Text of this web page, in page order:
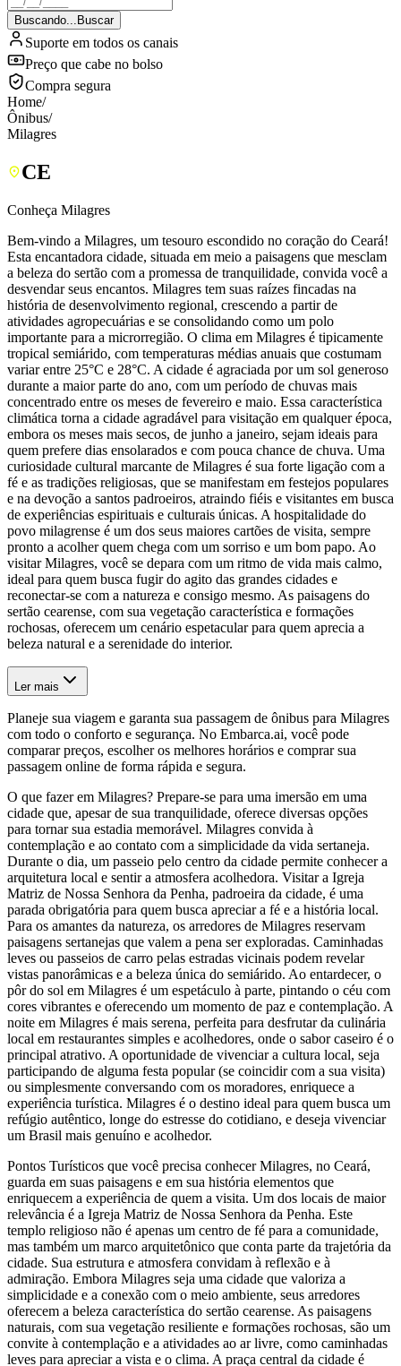
Buscando... Buscar
Suporte em todos os canais
Preço que cabe no bolso
Compra segura
Home/
Ônibus/
Milagres
CE
Conheça Milagres
Bem-vindo a Milagres, um tesouro escondido no coração do Ceará!
Esta encantadora cidade, situada em meio a paisagens que mesclam
a beleza do sertão com a promessa de tranquilidade, convida você a
desvendar seus encantos. Milagres tem suas raízes fincadas na
história de desenvolvimento regional, crescendo a partir de
atividades agropecuárias e se consolidando como um polo
importante para a microrregião. O clima em Milagres é tipicamente
tropical semiárido, com temperaturas médias anuais que costumam
variar entre 25°C e 28°C. A cidade é agraciada por um sol generoso
durante a maior parte do ano, com um período de chuvas mais
concentrado entre os meses de fevereiro e maio. Essa característica
climática torna a cidade agradável para visitação em qualquer época,
embora os meses mais secos, de junho a janeiro, sejam ideais para
quem prefere dias ensolarados e com pouca chance de chuva. Uma
curiosidade cultural marcante de Milagres é sua forte ligação com a
fé e as tradições religiosas, que se manifestam em festejos populares
e na devoção a santos padroeiros, atraindo fiéis e visitantes em busca
de experiências espirituais e culturais únicas. A hospitalidade do
povo milagrense é um dos seus maiores cartões de visita, sempre
pronto a acolher quem chega com um sorriso e um bom papo. Ao
visitar Milagres, você se depara com um ritmo de vida mais calmo,
ideal para quem busca fugir do agito das grandes cidades e
reconectar-se com a natureza e consigo mesmo. As paisagens do
sertão cearense, com sua vegetação característica e formações
rochosas, oferecem um cenário espetacular para quem aprecia a
beleza natural e a serenidade do interior.
Ler mais
Planeje sua viagem e garanta sua passagem de ônibus para Milagres
com todo o conforto e segurança. No Embarca.ai, você pode
comparar preços, escolher os melhores horários e comprar sua
passagem online de forma rápida e segura.
O que fazer em Milagres? Prepare-se para uma imersão em uma
cidade que, apesar de sua tranquilidade, oferece diversas opções
para tornar sua estadia memorável. Milagres convida à
contemplação e ao contato com a simplicidade da vida sertaneja.
Durante o dia, um passeio pelo centro da cidade permite conhecer a
arquitetura local e sentir a atmosfera acolhedora. Visitar a Igreja
Matriz de Nossa Senhora da Penha, padroeira da cidade, é uma
parada obrigatória para quem busca apreciar a fé e a história local.
Para os amantes da natureza, os arredores de Milagres reservam
paisagens sertanejas que valem a pena ser exploradas. Caminhadas
leves ou passeios de carro pelas estradas vicinais podem revelar
vistas panorâmicas e a beleza única do semiárido. Ao entardecer, o
pôr do sol em Milagres é um espetáculo à parte, pintando o céu com
cores vibrantes e oferecendo um momento de paz e contemplação. A
noite em Milagres é mais serena, perfeita para desfrutar da culinária
local em restaurantes simples e acolhedores, onde o sabor caseiro é o
principal atrativo. A oportunidade de vivenciar a cultura local, seja
participando de alguma festa popular (se coincidir com a sua visita)
ou simplesmente conversando com os moradores, enriquece a
experiência turística. Milagres é o destino ideal para quem busca um
refúgio autêntico, longe do estresse do cotidiano, e deseja vivenciar
um Brasil mais genuíno e acolhedor.
Pontos Turísticos que você precisa conhecer Milagres, no Ceará,
guarda em suas paisagens e em sua história elementos que
enriquecem a experiência de quem a visita. Um dos locais de maior
relevância é a Igreja Matriz de Nossa Senhora da Penha. Este
templo religioso não é apenas um centro de fé para a comunidade,
mas também um marco arquitetônico que conta parte da trajetória da
cidade. Sua estrutura e atmosfera convidam à reflexão e à
admiração. Embora Milagres seja uma cidade que valoriza a
simplicidade e a conexão com o meio ambiente, seus arredores
oferecem a beleza característica do sertão cearense. As paisagens
naturais, com sua vegetação resiliente e formações rochosas, são um
convite à contemplação e a atividades ao ar livre, como caminhadas
leves para apreciar a vista e o clima. A praça central da cidade é